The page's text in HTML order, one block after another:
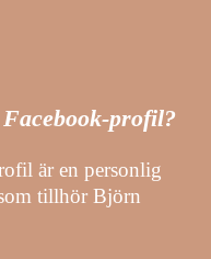
profil?
är en personlig
tillhör Björn